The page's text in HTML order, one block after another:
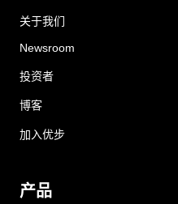
关于我们
Newsroom
投资者
博客
加入优步
产品